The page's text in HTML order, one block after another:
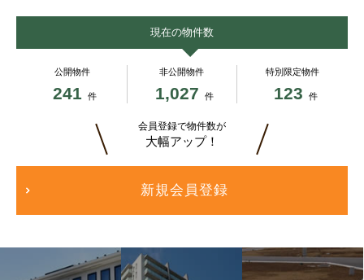
現在の物件数
公開物件
241 件
非公開物件
1,027 件
特別限定物件
123 件
会員登録で物件数が
大幅アップ！
新規会員登録